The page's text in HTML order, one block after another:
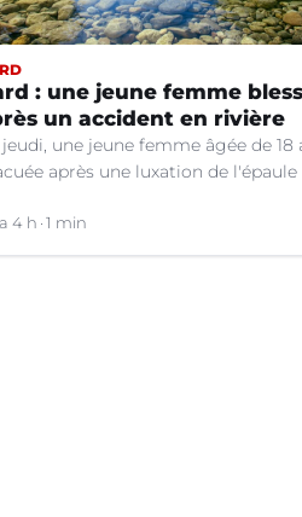
: une jeune femme
un accident en rivière
jeudi, une jeune femme âgée de 18
après une luxation de
(Gard).
4 h 1 min